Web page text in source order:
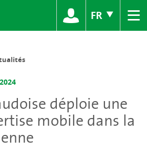
FR ≡
déploie une
mobile dans la